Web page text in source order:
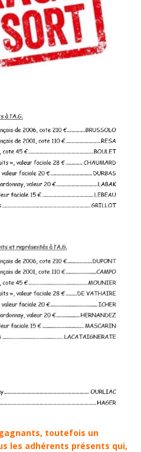
toutefois un
les adhérents présents qui,